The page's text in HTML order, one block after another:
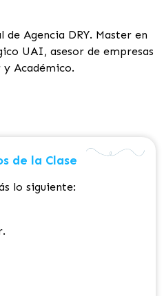
Agencia DRY. Master en
UAI, asesor de empresas
Académico.
de la Clase
lo siguiente: